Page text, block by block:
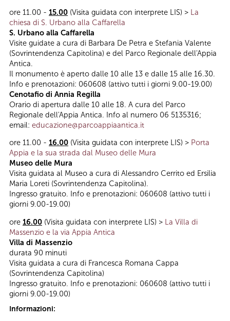
ore 11.00 - 15.00 (Visita guidata con interprete LIS) > La
chiesa di S. Urbano alla Caffarella
S. Urbano alla Caffarella
Visite guidate a cura di Barbara De Petra e Stefania Valente
(Sovrintendenza Capitolina) e del Parco Regionale dell'Appia
Antica.
Il monumento è aperto dalle 10 alle 13 e dalle 15 alle 16.30.
Info e prenotazioni: 060608 (attivo tutti i giorni 9.00-19.00)
Cenotafio di Annia Regilla
Orario di apertura dalle 10 alle 18. A cura del Parco
Regionale dell'Appia Antica. Info al numero 06 5135316;
email: educazione@parcoappiaantica.it
ore 11.00 - 16.00 (Visita guidata con interprete LIS) > Porta
Appia e la sua strada dal Museo delle Mura
Museo delle Mura
Visita guidata al Museo a cura di Alessandro Cerrito ed Ersilia
Maria Loreti (Sovrintendenza Capitolina).
Ingresso gratuito. Info e prenotazioni: 060608 (attivo tutti i
giorni 9.00-19.00)
ore 16.00 (Visita guidata con interprete LIS) > La Villa di
Massenzio e la via Appia Antica
Villa di Massenzio
durata 90 minuti
Visita guidata a cura di Francesca Romana Cappa
(Sovrintendenza Capitolina)
Ingresso gratuito. Info e prenotazioni: 060608 (attivo tutti i
giorni 9.00-19.00)
Informazioni: